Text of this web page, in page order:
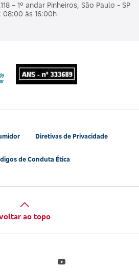
– 1º andar Pinheiros, São Paulo - SP
às 16:00h
Diretivas de Privacidade
de Conduta Ética
ao topo